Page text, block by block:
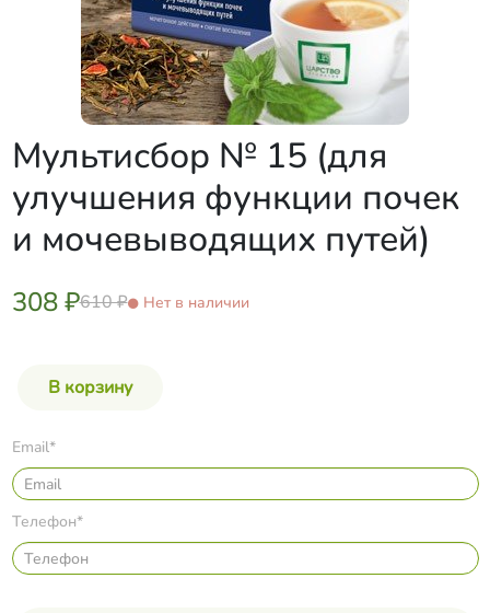
Мультисбор № 15 (для
улучшения функции почек
и мочевыводящих путей)
308 ₽610 ₽ Нет в наличии
Email*
Телефон*